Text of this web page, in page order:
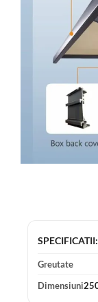
SPECIFICATII:
Greutate
Dimensiuni